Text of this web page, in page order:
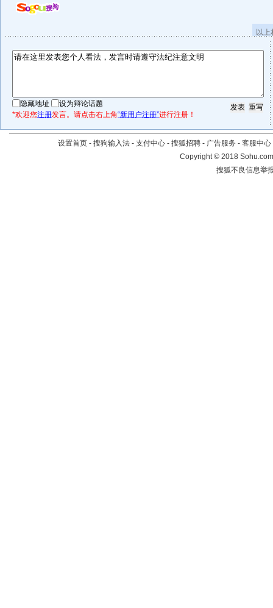
以
隐藏地址
设为辩论话题
*欢迎您注册发言。请点击右上角“新用户注册”进行注册！
设置首页 - 搜狗输入法 - 支付中心 - 搜狐招聘 - 广告服务 - 客服中心
Copyright©2018
搜狐不良信息举